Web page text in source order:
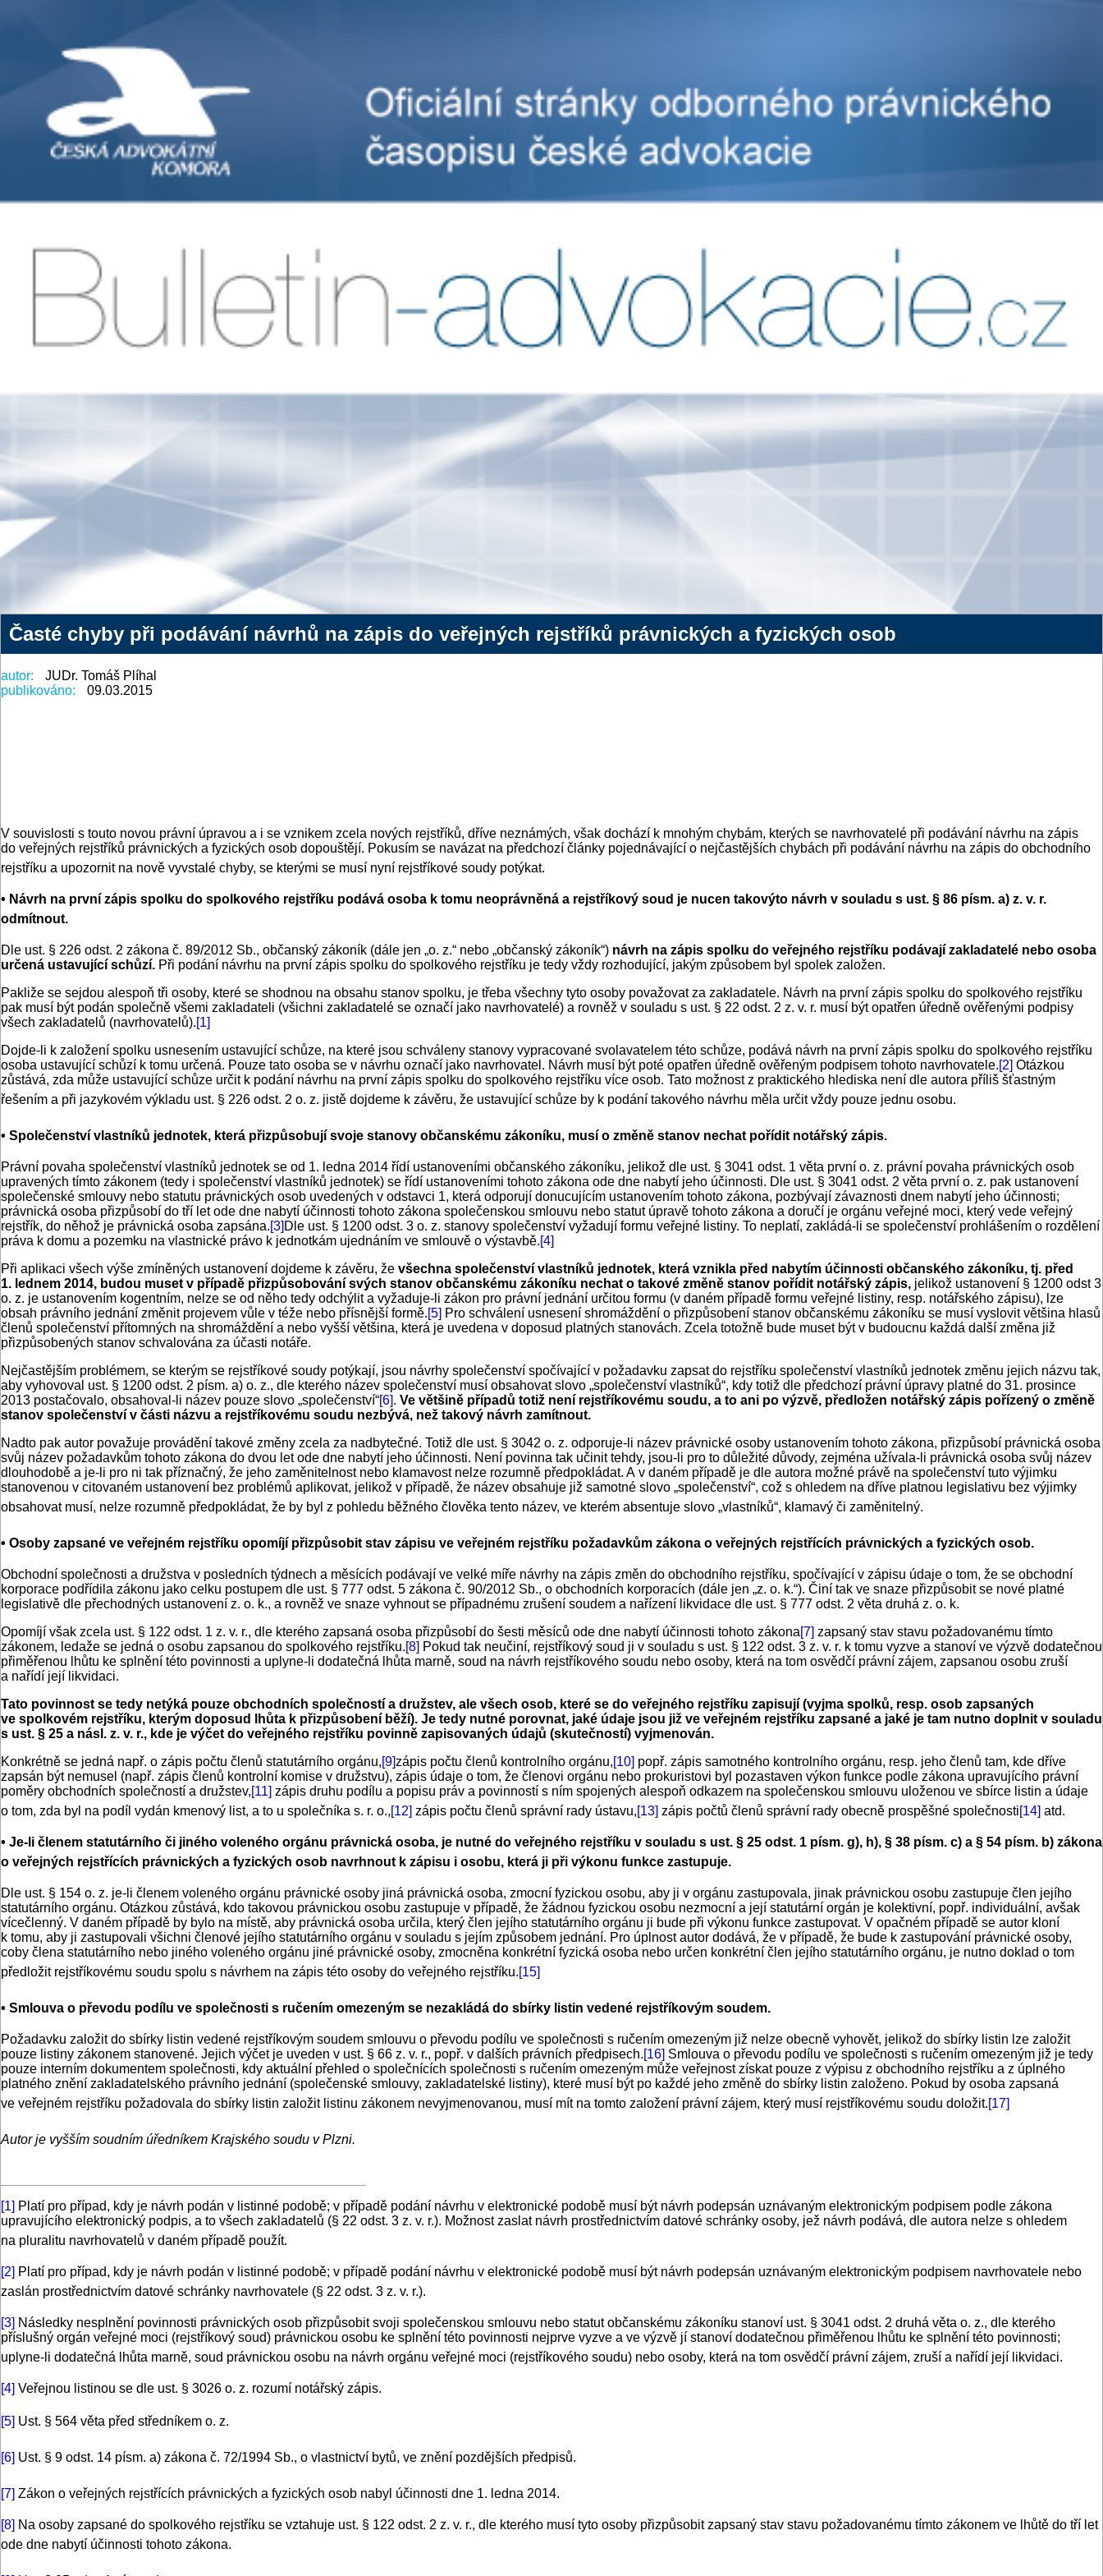
Časté chyby při podávání návrhů na zápis do veřejných rejstříků právnických a fyzických osob
autor:
JUDr. Tomáš Plíhal
publikováno:
09.03.2015
V souvislosti s touto novou právní úpravou a i se vznikem zcela nových rejstříků, dříve neznámých, však dochází k mnohým chybám, kterých se navrhovatelé při podávání návrhu na zápis
do veřejných rejstříků právnických a fyzických osob dopouštějí. Pokusím se navázat na předchozí články pojednávající o nejčastějších chybách při podávání návrhu na zápis do obchodního
rejstříku a upozornit na nově vyvstalé chyby, se kterými se musí nyní rejstříkové soudy potýkat.
• Návrh na první zápis spolku do spolkového rejstříku podává osoba k tomu neoprávněná a rejstříkový soud je nucen takovýto návrh v souladu s ust. § 86 písm. a) z. v. r.
odmítnout.
Dle ust. § 226 odst. 2 zákona č. 89/2012 Sb., občanský zákoník (dále jen „o. z.“ nebo „občanský zákoník“) návrh na zápis spolku do veřejného rejstříku podávají zakladatelé nebo osoba
určená ustavující schůzí. Při podání návrhu na první zápis spolku do spolkového rejstříku je tedy vždy rozhodující, jakým způsobem byl spolek založen.
Pakliže se sejdou alespoň tři osoby, které se shodnou na obsahu stanov spolku, je třeba všechny tyto osoby považovat za zakladatele. Návrh na první zápis spolku do spolkového rejstříku
pak musí být podán společně všemi zakladateli (všichni zakladatelé se označí jako navrhovatelé) a rovněž v souladu s ust. § 22 odst. 2 z. v. r. musí být opatřen úředně ověřenými podpisy
všech zakladatelů (navrhovatelů).[1]
Dojde-li k založení spolku usnesením ustavující schůze, na které jsou schváleny stanovy vypracované svolavatelem této schůze, podává návrh na první zápis spolku do spolkového rejstříku
osoba ustavující schůzí k tomu určená. Pouze tato osoba se v návrhu označí jako navrhovatel. Návrh musí být poté opatřen úředně ověřeným podpisem tohoto navrhovatele.[2] Otázkou
zůstává, zda může ustavující schůze určit k podání návrhu na první zápis spolku do spolkového rejstříku více osob. Tato možnost z praktického hlediska není dle autora příliš šťastným
řešením a při jazykovém výkladu ust. § 226 odst. 2 o. z. jistě dojdeme k závěru, že ustavující schůze by k podání takového návrhu měla určit vždy pouze jednu osobu.
• Společenství vlastníků jednotek, která přizpůsobují svoje stanovy občanskému zákoníku, musí o změně stanov nechat pořídit notářský zápis.
Právní povaha společenství vlastníků jednotek se od 1. ledna 2014 řídí ustanoveními občanského zákoníku, jelikož dle ust. § 3041 odst. 1 věta první o. z. právní povaha právnických osob
upravených tímto zákonem (tedy i společenství vlastníků jednotek) se řídí ustanoveními tohoto zákona ode dne nabytí jeho účinnosti. Dle ust. § 3041 odst. 2 věta první o. z. pak ustanovení
společenské smlouvy nebo statutu právnických osob uvedených v odstavci 1, která odporují donucujícím ustanovením tohoto zákona, pozbývají závaznosti dnem nabytí jeho účinnosti;
právnická osoba přizpůsobí do tří let ode dne nabytí účinnosti tohoto zákona společenskou smlouvu nebo statut úpravě tohoto zákona a doručí je orgánu veřejné moci, který vede veřejný
rejstřík, do něhož je právnická osoba zapsána.[3] Dle ust. § 1200 odst. 3 o. z. stanovy společenství vyžadují formu veřejné listiny. To neplatí, zakládá-li se společenství prohlášením o rozdělení
práva k domu a pozemku na vlastnické právo k jednotkám ujednáním ve smlouvě o výstavbě.[4]
Při aplikaci všech výše zmíněných ustanovení dojdeme k závěru, že všechna společenství vlastníků jednotek, která vznikla před nabytím účinnosti občanského zákoníku, tj. před
1. lednem 2014, budou muset v případě přizpůsobování svých stanov občanskému zákoníku nechat o takové změně stanov pořídit notářský zápis, jelikož ustanovení § 1200 odst 3
o. z. je ustanovením kogentním, nelze se od něho tedy odchýlit a vyžaduje-li zákon pro právní jednání určitou formu (v daném případě formu veřejné listiny, resp. notářského zápisu), lze
obsah právního jednání změnit projevem vůle v téže nebo přísnější formě.[5] Pro schválení usnesení shromáždění o přizpůsobení stanov občanskému zákoníku se musí vyslovit většina hlasů
členů společenství přítomných na shromáždění a nebo vyšší většina, která je uvedena v doposud platných stanovách. Zcela totožně bude muset být v budoucnu každá další změna již
přizpůsobených stanov schvalována za účasti notáře.
Nejčastějším problémem, se kterým se rejstříkové soudy potýkají, jsou návrhy společenství spočívající v požadavku zapsat do rejstříku společenství vlastníků jednotek změnu jejich názvu tak,
aby vyhovoval ust. § 1200 odst. 2 písm. a) o. z., dle kterého název společenství musí obsahovat slovo „společenství vlastníků“, kdy totiž dle předchozí právní úpravy platné do 31. prosince
2013 postačovalo, obsahoval-li název pouze slovo „společenství“[6]. Ve většině případů totiž není rejstříkovému soudu, a to ani po výzvě, předložen notářský zápis pořízený o změně
stanov společenství v části názvu a rejstříkovému soudu nezbývá, než takový návrh zamítnout.
Nadto pak autor považuje provádění takové změny zcela za nadbytečné. Totiž dle ust. § 3042 o. z. odporuje-li název právnické osoby ustanovením tohoto zákona, přizpůsobí právnická osoba
svůj název požadavkům tohoto zákona do dvou let ode dne nabytí jeho účinnosti. Není povinna tak učinit tehdy, jsou-li pro to důležité důvody, zejména užívala-li právnická osoba svůj název
dlouhodobě a je-li pro ni tak příznačný, že jeho zaměnitelnost nebo klamavost nelze rozumně předpokládat. A v daném případě je dle autora možné právě na společenství tuto výjimku
stanovenou v citovaném ustanovení bez problémů aplikovat, jelikož v případě, že název obsahuje již samotné slovo „společenství“, což s ohledem na dříve platnou legislativu bez výjimky
obsahovat musí, nelze rozumně předpokládat, že by byl z pohledu běžného člověka tento název, ve kterém absentuje slovo „vlastníků“, klamavý či zaměnitelný.
• Osoby zapsané ve veřejném rejstříku opomíjí přizpůsobit stav zápisu ve veřejném rejstříku požadavkům zákona o veřejných rejstřících právnických a fyzických osob.
Obchodní společnosti a družstva v posledních týdnech a měsících podávají ve velké míře návrhy na zápis změn do obchodního rejstříku, spočívající v zápisu údaje o tom, že se obchodní
korporace podřídila zákonu jako celku postupem dle ust. § 777 odst. 5 zákona č. 90/2012 Sb., o obchodních korporacích (dále jen „z. o. k.“). Činí tak ve snaze přizpůsobit se nové platné
legislativě dle přechodných ustanovení z. o. k., a rovněž ve snaze vyhnout se případnému zrušení soudem a nařízení likvidace dle ust. § 777 odst. 2 věta druhá z. o. k.
Opomíjí však zcela ust. § 122 odst. 1 z. v. r., dle kterého zapsaná osoba přizpůsobí do šesti měsíců ode dne nabytí účinnosti tohoto zákona[7] zapsaný stav stavu požadovanému tímto
zákonem, ledaže se jedná o osobu zapsanou do spolkového rejstříku.[8] Pokud tak neučiní, rejstříkový soud ji v souladu s ust. § 122 odst. 3 z. v. r. k tomu vyzve a stanoví ve výzvě dodatečnou
přiměřenou lhůtu ke splnění této povinnosti a uplyne-li dodatečná lhůta marně, soud na návrh rejstříkového soudu nebo osoby, která na tom osvědčí právní zájem, zapsanou osobu zruší
a nařídí její likvidaci.
Tato povinnost se tedy netýká pouze obchodních společností a družstev, ale všech osob, které se do veřejného rejstříku zapisují (vyjma spolků, resp. osob zapsaných
ve spolkovém rejstříku, kterým doposud lhůta k přizpůsobení běží). Je tedy nutné porovnat, jaké údaje jsou již ve veřejném rejstříku zapsané a jaké je tam nutno doplnit v souladu
s ust. § 25 a násl. z. v. r., kde je výčet do veřejného rejstříku povinně zapisovaných údajů (skutečností) vyjmenován.
Konkrétně se jedná např. o zápis počtu členů statutárního orgánu,[9]zápis počtu členů kontrolního orgánu,[10] popř. zápis samotného kontrolního orgánu, resp. jeho členů tam, kde dříve
zapsán být nemusel (např. zápis členů kontrolní komise v družstvu), zápis údaje o tom, že členovi orgánu nebo prokuristovi byl pozastaven výkon funkce podle zákona upravujícího právní
poměry obchodních společností a družstev,[11] zápis druhu podílu a popisu práv a povinností s ním spojených alespoň odkazem na společenskou smlouvu uloženou ve sbírce listin a údaje
o tom, zda byl na podíl vydán kmenový list, a to u společníka s. r. o.,[12] zápis počtu členů správní rady ústavu,[13] zápis počtů členů správní rady obecně prospěšné společnosti[14] atd.
• Je-li členem statutárního či jiného voleného orgánu právnická osoba, je nutné do veřejného rejstříku v souladu s ust. § 25 odst. 1 písm. g), h), § 38 písm. c) a § 54 písm. b) zákona
o veřejných rejstřících právnických a fyzických osob navrhnout k zápisu i osobu, která ji při výkonu funkce zastupuje.
Dle ust. § 154 o. z. je-li členem voleného orgánu právnické osoby jiná právnická osoba, zmocní fyzickou osobu, aby ji v orgánu zastupovala, jinak právnickou osobu zastupuje člen jejího
statutárního orgánu. Otázkou zůstává, kdo takovou právnickou osobu zastupuje v případě, že žádnou fyzickou osobu nezmocní a její statutární orgán je kolektivní, popř. individuální, avšak
vícečlenný. V daném případě by bylo na místě, aby právnická osoba určila, který člen jejího statutárního orgánu ji bude při výkonu funkce zastupovat. V opačném případě se autor kloní
k tomu, aby ji zastupovali všichni členové jejího statutárního orgánu v souladu s jejím způsobem jednání. Pro úplnost autor dodává, že v případě, že bude k zastupování právnické osoby,
coby člena statutárního nebo jiného voleného orgánu jiné právnické osoby, zmocněna konkrétní fyzická osoba nebo určen konkrétní člen jejího statutárního orgánu, je nutno doklad o tom
předložit rejstříkovému soudu spolu s návrhem na zápis této osoby do veřejného rejstříku.[15]
• Smlouva o převodu podílu ve společnosti s ručením omezeným se nezakládá do sbírky listin vedené rejstříkovým soudem.
Požadavku založit do sbírky listin vedené rejstříkovým soudem smlouvu o převodu podílu ve společnosti s ručením omezeným již nelze obecně vyhovět, jelikož do sbírky listin lze založit
pouze listiny zákonem stanovené. Jejich výčet je uveden v ust. § 66 z. v. r., popř. v dalších právních předpisech.[16] Smlouva o převodu podílu ve společnosti s ručením omezeným již je tedy
pouze interním dokumentem společnosti, kdy aktuální přehled o společnících společnosti s ručením omezeným může veřejnost získat pouze z výpisu z obchodního rejstříku a z úplného
platného znění zakladatelského právního jednání (společenské smlouvy, zakladatelské listiny), které musí být po každé jeho změně do sbírky listin založeno. Pokud by osoba zapsaná
ve veřejném rejstříku požadovala do sbírky listin založit listinu zákonem nevyjmenovanou, musí mít na tomto založení právní zájem, který musí rejstříkovému soudu doložit.[17]
Autor je vyšším soudním úředníkem Krajského soudu v Plzni.
[1] Platí pro případ, kdy je návrh podán v listinné podobě; v případě podání návrhu v elektronické podobě musí být návrh podepsán uznávaným elektronickým podpisem podle zákona
upravujícího elektronický podpis, a to všech zakladatelů (§ 22 odst. 3 z. v. r.). Možnost zaslat návrh prostřednictvím datové schránky osoby, jež návrh podává, dle autora nelze s ohledem
na pluralitu navrhovatelů v daném případě použít.
[2] Platí pro případ, kdy je návrh podán v listinné podobě; v případě podání návrhu v elektronické podobě musí být návrh podepsán uznávaným elektronickým podpisem navrhovatele nebo
zaslán prostřednictvím datové schránky navrhovatele (§ 22 odst. 3 z. v. r.).
[3] Následky nesplnění povinnosti právnických osob přizpůsobit svoji společenskou smlouvu nebo statut občanskému zákoníku stanoví ust. § 3041 odst. 2 druhá věta o. z., dle kterého
příslušný orgán veřejné moci (rejstříkový soud) právnickou osobu ke splnění této povinnosti nejprve vyzve a ve výzvě jí stanoví dodatečnou přiměřenou lhůtu ke splnění této povinnosti;
uplyne-li dodatečná lhůta marně, soud právnickou osobu na návrh orgánu veřejné moci (rejstříkového soudu) nebo osoby, která na tom osvědčí právní zájem, zruší a nařídí její likvidaci.
[4] Veřejnou listinou se dle ust. § 3026 o. z. rozumí notářský zápis.
[5] Ust. § 564 věta před středníkem o. z.
[6] Ust. § 9 odst. 14 písm. a) zákona č. 72/1994 Sb., o vlastnictví bytů, ve znění pozdějších předpisů.
[7] Zákon o veřejných rejstřících právnických a fyzických osob nabyl účinnosti dne 1. ledna 2014.
[8] Na osoby zapsané do spolkového rejstříku se vztahuje ust. § 122 odst. 2 z. v. r., dle kterého musí tyto osoby přizpůsobit zapsaný stav stavu požadovanému tímto zákonem ve lhůtě do tří let
ode dne nabytí účinnosti tohoto zákona.